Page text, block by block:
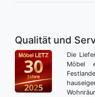
Qualität und
Die
Möbel